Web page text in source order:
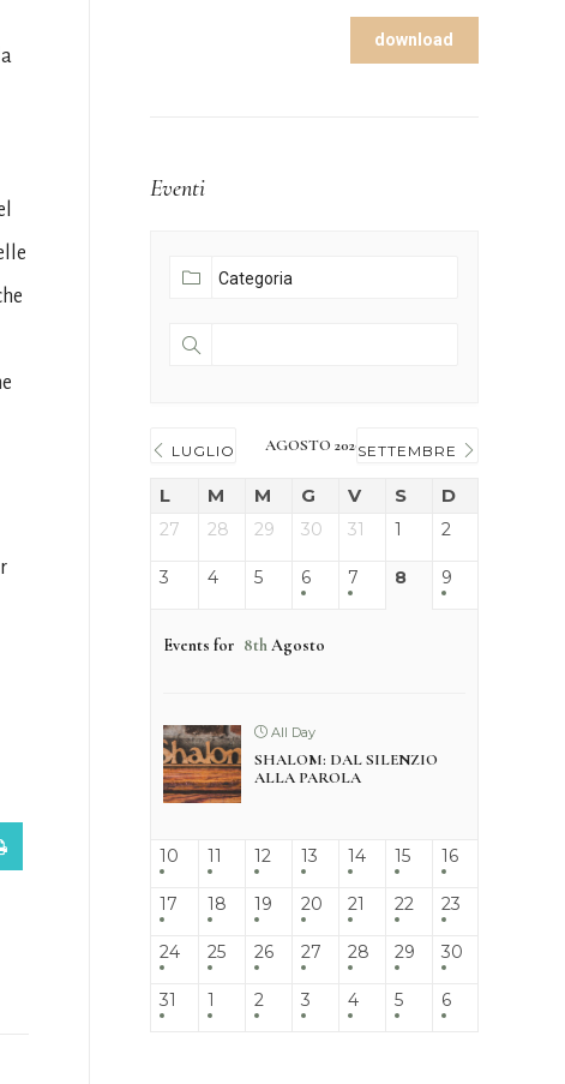
download
Eventi
LUGLIO AGOSTO 2026SETTEMBRE
L M M G V S D
27 28 29 30 31 1 2
3 4 5 6 7 8 9
Events for 8thAgosto
All Day
SHALOM: DAL SILENZIO
ALLA PAROLA
10 11 12 13 14 15 16
17 18 19 20 21 22 23
24 25 26 27 28 29 30
31 1 2 3 4 5 6